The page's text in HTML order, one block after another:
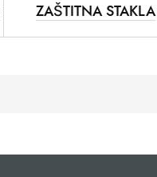
ZAŠTITNA STAKLA